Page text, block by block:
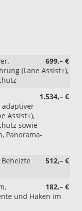
699,– €
(Lane Assist+),
1.534,– €
adaptiver
Assist+),
sowie
Panorama-
512,– €
182,– €
und Haken im